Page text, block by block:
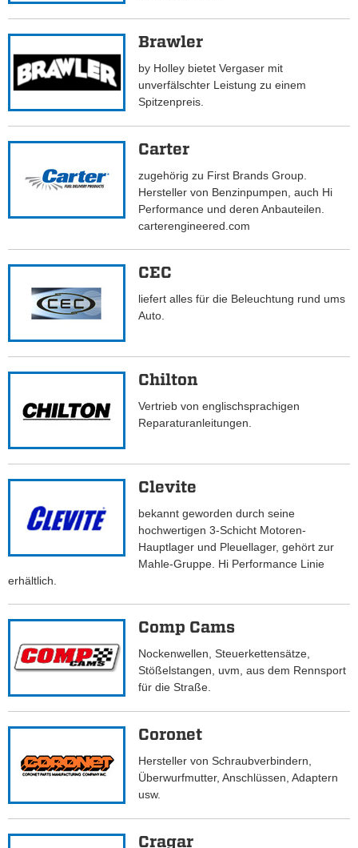
Brawler
by Holley bietet Vergaser mit
unverfälschter Leistung zu einem
Spitzenpreis.
Carter
zugehörig zu First Brands Group.
Hersteller von Benzinpumpen, auch Hi
Performance und deren Anbauteilen.
carterengineered.com
CEC
liefert alles für die Beleuchtung rund ums
Auto.
Chilton
Vertrieb von englischsprachigen
Reparaturanleitungen.
Clevite
bekannt geworden durch seine
hochwertigen 3-Schicht Motoren-
Hauptlager und Pleuellager, gehört zur
Mahle-Gruppe. Hi Performance Linie
erhältlich.
Comp Cams
Nockenwellen, Steuerkettensätze,
Stößelstangen, uvm, aus dem Rennsport
für die Straße.
Coronet
Hersteller von Schraubverbindern,
Überwurfmutter, Anschlüssen, Adaptern
usw.
Cragar